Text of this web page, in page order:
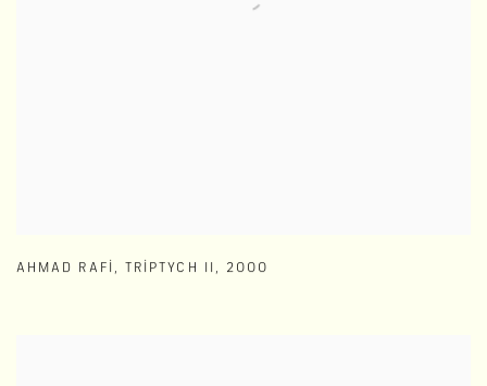
AHMAD RAFI , TRIPTYCH II , 2000